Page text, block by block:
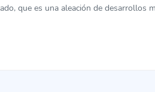
que es una aleación de desarrollos